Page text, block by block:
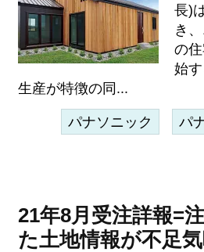
長)
き
の
始
生産が特徴の同...
パナソニック パ
21年8月受注詳報=
た土地情報が不足